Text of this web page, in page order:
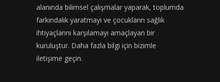
alanında bilimsel çalışmalar yaparak, toplumda
farkındalık yaratmayı ve çocukların sağlık
ihtiyaçlarını karşılamayı amaçlayan bir
kuruluştur. Daha fazla bilgi için bizimle
iletişime geçin.